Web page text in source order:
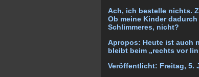
Ach, ich bestelle nichts.
Ob meine Kinder
Schlimmeres, nicht?
Apropos: Heute ist auch
bleibt beim „rechts vor
Veröffentlicht: Freitag, 5.